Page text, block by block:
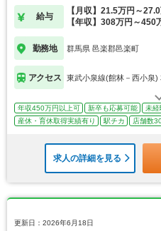
給与
【月収】21.5万円～
【年収】308万円～450
勤務地 群馬県 邑楽郡邑楽町
アクセス 東武小泉線(館林－西小泉)
年収450万円以上可 新卒も応募可能 未経
産休・育休取得実績有り
駅チカ 店舗数
求人の詳細を見る
更新日：2026年6月18日